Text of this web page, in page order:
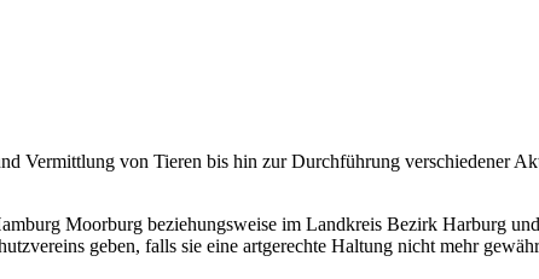
Vermittlung von Tieren bis hin zur Durchführung verschiedener
Moorburg beziehungsweise im Landkreis Bezirk Harburg
geben, falls sie eine artgerechte Haltung nicht mehr